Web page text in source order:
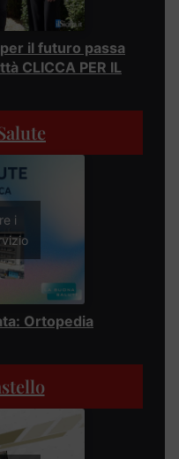
il futuro passa
CLICCA PER IL
i
Ortopedia